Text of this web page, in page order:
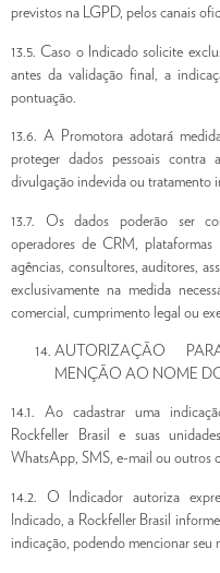
previstos na LGPD, pelos canais
13.5. Caso o Indicado solicite
antes da validação final, a
pontuação.
13.6. A Promotora adotará
proteger dados pessoais contra
divulgação indevida ou tratamento
13.7. Os dados poderão ser
operadores de CRM,
agências, consultores, auditores,
exclusivamente na medida
comercial, cumprimento legal ou
AUTORIZAÇÃO
MENÇÃO AO NOME
14.1. Ao cadastrar uma
Rockfeller Brasil e suas
WhatsApp, SMS, e-mail ou outros
14.2. O Indicador autoriza
Indicado, a Rockfeller Brasil
indicação, podendo mencionar seu